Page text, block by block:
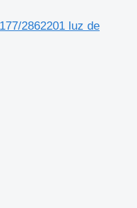
2862201 luz de